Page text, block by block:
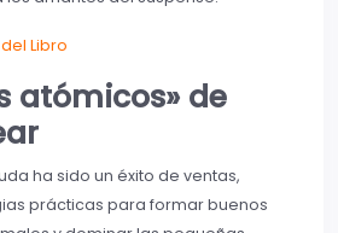
Libro
atómicos» de
ha sido un éxito de ventas,
prácticas para formar buenos